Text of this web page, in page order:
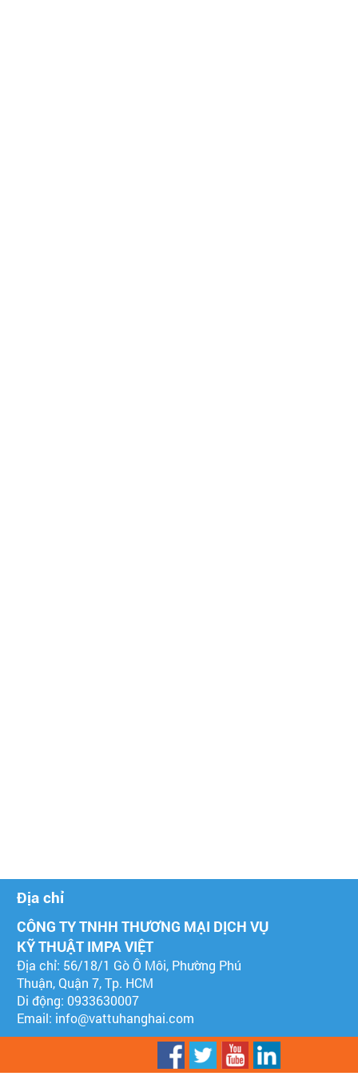
Địa chỉ
CÔNG TY TNHH THƯƠNG MẠI DỊCH VỤ
KỸ THUẬT IMPA VIỆT
Địa chỉ: 56/18/1 Gò Ô Môi, Phường Phú
Thuận, Quận 7, Tp. HCM
Di động: 0933630007
Email: info@vattuhanghai.com